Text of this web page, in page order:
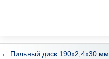
← Пильный диск 190х2,4х30 мм